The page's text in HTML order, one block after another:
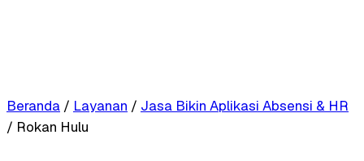
Beranda / Layanan / Jasa Bikin Aplikasi Absensi & HR
/ Rokan Hulu